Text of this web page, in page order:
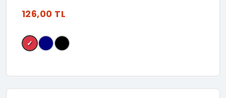
126,00 TL
✓